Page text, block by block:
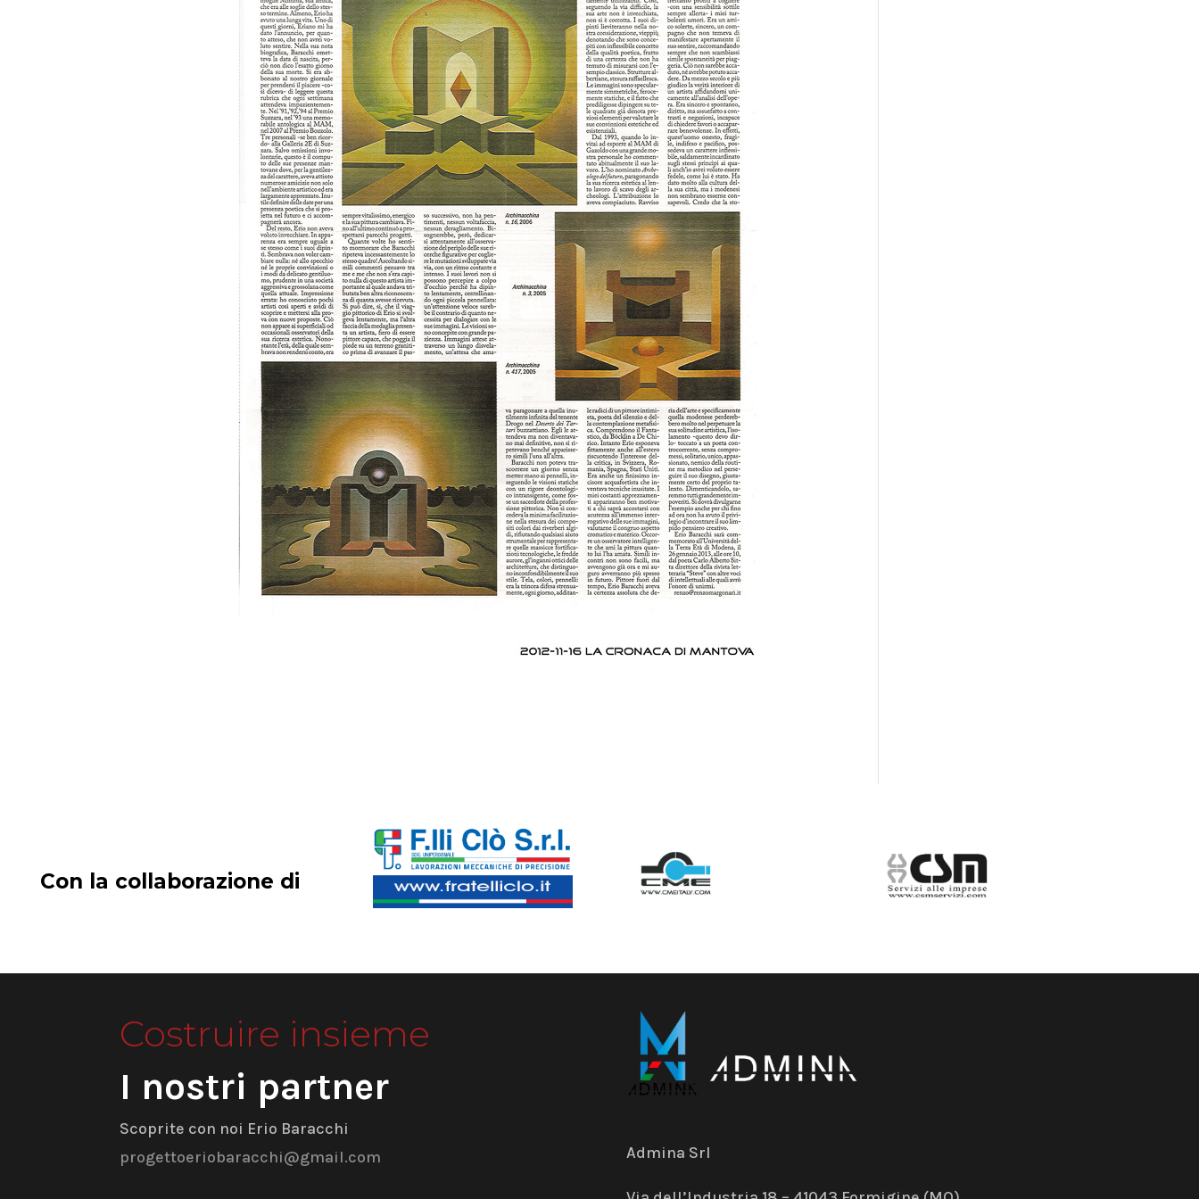
Con la collaborazione di
Costruire insieme
I nostri partner
Scoprite con noi Erio Baracchi
progettoeriobaracchi@gmail.com
Admina Srl